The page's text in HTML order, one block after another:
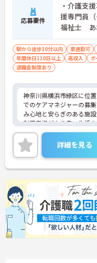
応募要件
・介護支
援専門員
福祉士 あ
許 必須（
駅から徒歩10分以内 車通勤可
年間休日110日以上
高収入 ボ
退職金制度あり
神奈川県横浜市緑区に位
でのケアマネジャーの募
み心地と安らぎのある施
利用者様がより良い生活
ニーズに応じた介護業務
す。マイカー通勤もご相談
方は面接対策ポイントな
にお問い合わせください。
詳細を見る